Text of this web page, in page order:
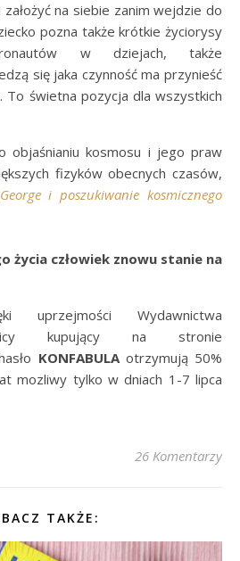
na siebie zanim wejdzie do
pozna także krótkie życiorysy
w dziejach, także
się jaka czynność ma przynieść
To świetna pozycja dla wszystkich
objaśnianiu kosmosu i jego praw
fizyków obecnych czasów,
George i poszukiwanie kosmicznego
życia człowiek znowu stanie na
uprzejmości Wydawnictwa
kupujący na stronie
KONFABULAotrzymują 50%
mozliwy tylko w dniach 1-7 lipca
26 Komentarzy
TAKŻE: